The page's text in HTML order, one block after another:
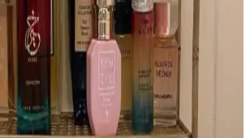
altın renkli, metalik ve yatay tasarımlı Azzaro
ve özgün görünümüyle dikkat çekiyor.
detaylıca tanımladı.
Nadir Bulunan ve Özgün
ve benzersiz kokusuyla parfüm